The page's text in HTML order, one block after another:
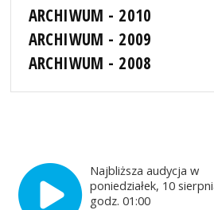
ARCHIWUM - 2010
ARCHIWUM - 2009
ARCHIWUM - 2008
Najbliższa audycja w
poniedziałek, 10
godz. 01:00